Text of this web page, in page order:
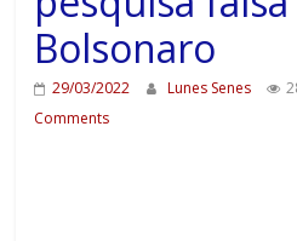
Bolsonaro
29/03/2022 Lunes Senes
Comments